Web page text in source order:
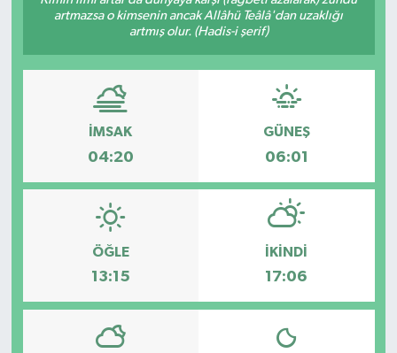
artmazsa o kimsenin ancak Allâhü Teâlâ'dan uzaklığı
artmış olur. (Hadis-i şerif)
İMSAK
04:20
GÜNEŞ
06:01
ÖĞLE
13:15
İKINDI
17:06